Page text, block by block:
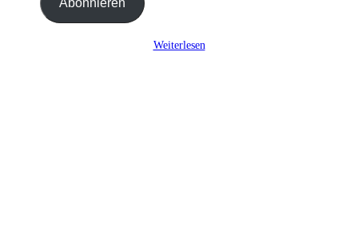
ein ...
Weiterlesen